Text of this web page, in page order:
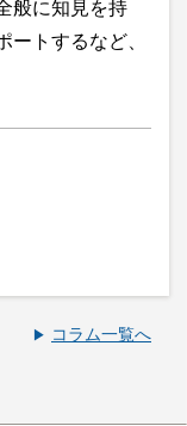
般に知見を持
ートするなど、
コラム一覧へ